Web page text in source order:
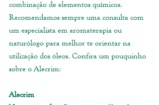
combinação de elementos químicos.
Recomendamos sempre uma consulta com
um especialista em aromaterapia ou
naturólogo para melhor te orientar na
utilização dos óleos. Confira um pouquinho
sobre o Alecrim:
Alecrim